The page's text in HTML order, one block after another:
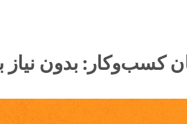
بدون نیاز